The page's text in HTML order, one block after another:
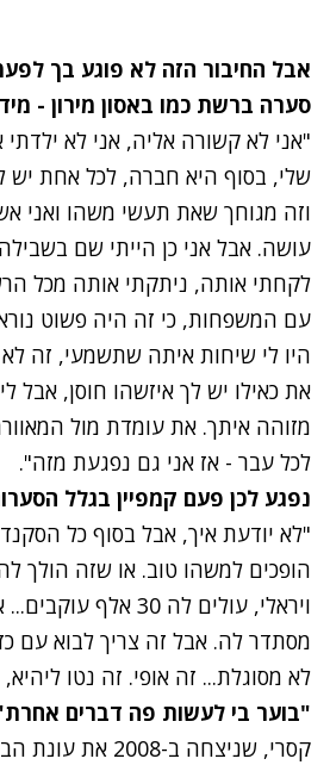
אבל החיבור הזה לא פוגע בך
סערה ברשת כמו באסון מירון -
"אני לא קשורה אליה, אני לא
שלי, בסוף היא חברה, לכל אחת
וזה מגוחך שאת תעשי משהו ואני
עושה. אבל אני כן הייתי שם
לקחתי אותה, ניתקתי אותה מכל
עם המשפחות, כי זה היה פשוט
היו לי שיחות איתה שתשמעי, זה לא
את כאילו יש לך איזשהו חוסן, אבל
מזוהה איתך. את עומדת מול
לכל עבר - אז אני גם נפגעת מזה".
נפגע לכן פעם קמפיין בגלל
"לא יודעת איך, אבל בסוף כל
הופכים למשהו טוב. או שזה הולך
ויראלי, עולים לה 30
מסתדר לה. אבל זה צריך לבוא עם
לא מסוגלת... זה אופי. זה נטו
"בוער בי לעשות פה דברים
קסרי, שניצחה ב-